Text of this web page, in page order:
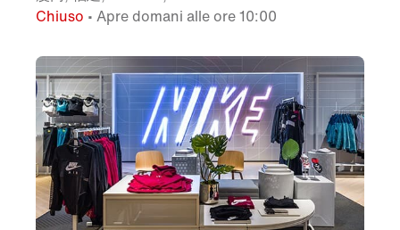
Chiuso • Apre domani alle ore 10:00